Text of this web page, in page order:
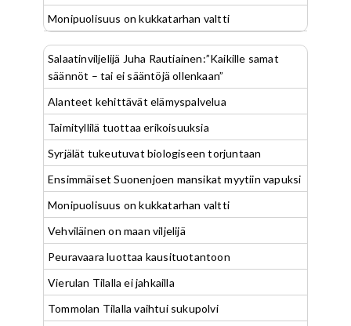
Monipuolisuus on kukkatarhan valtti
Salaatinviljelijä Juha Rautiainen:”Kaikille samat
säännöt – tai ei sääntöjä ollenkaan”
Alanteet kehittävät elämyspalvelua
Taimityllilä tuottaa erikoisuuksia
Syrjälät tukeutuvat biologiseen torjuntaan
Ensimmäiset Suonenjoen mansikat myytiin vapuksi
Monipuolisuus on kukkatarhan valtti
Vehviläinen on maan viljelijä
Peuravaara luottaa kausituotantoon
Vierulan Tilalla ei jahkailla
Tommolan Tilalla vaihtui sukupolvi